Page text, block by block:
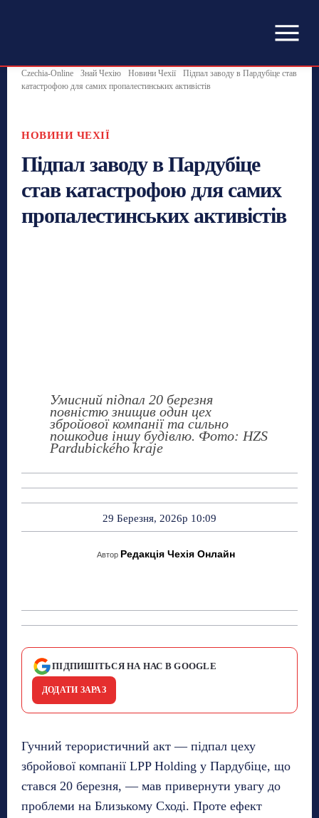
Czechia-Online Знай Чехію Новини Чехії
Підпал заводу в Пардубіце став
катастрофою для самих пропалестинських активістів
НОВИНИ ЧЕХІЇ
Підпал заводу в Пардубіце
став катастрофою для самих
пропалестинських активістів
Умисний підпал 20 березня
повністю знищив один цех
збройової компанії та сильно
пошкодив іншу будівлю. Фото: HZS
Pardubického kraje
29 Березня, 2026р 10:09
Автор Редакція Чехія Онлайн
ПІДПИШІТЬСЯ НА НАС В GOOGLE
ДОДАТИ ЗАРАЗ
Гучний терористичний акт — підпал цеху
збройової компанії LPP Holding у Пардубіце, що
стався 20 березня, — мав привернути увагу до
проблеми на Близькому Сході. Проте ефект